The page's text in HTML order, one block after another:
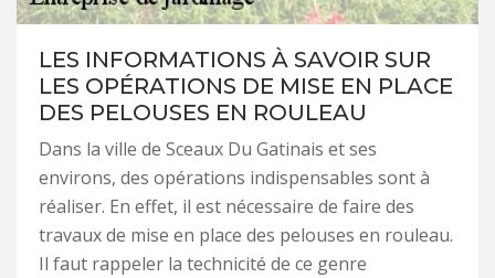
LES INFORMATIONS À SAVOIR SUR
LES OPÉRATIONS DE MISE EN PLACE
DES PELOUSES EN ROULEAU
Dans la ville de Sceaux Du Gatinais et ses
environs, des opérations indispensables sont à
réaliser. En effet, il est nécessaire de faire des
travaux de mise en place des pelouses en rouleau.
Il faut rappeler la technicité de ce genre